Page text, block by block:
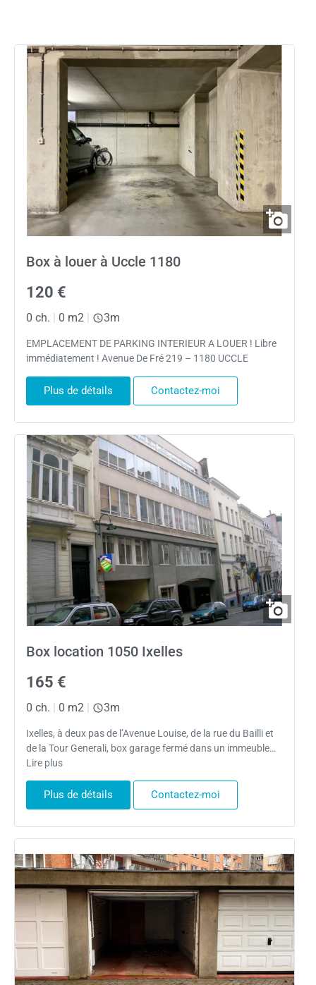
Box à louer à Uccle 1180
120 €
0 ch. | 0 m2 | 3m
EMPLACEMENT DE PARKING INTERIEUR A LOUER ! Libre
immédiatement ! Avenue De Fré 219 – 1180 UCCLE
Plus de détails Contactez-moi
Box location 1050 Ixelles
165 €
0 ch. | 0 m2 | 3m
Ixelles, à deux pas de l’Avenue Louise, de la rue du Bailli et
de la Tour Generali, box garage fermé dans un immeuble…
Lire plus
Plus de détails Contactez-moi